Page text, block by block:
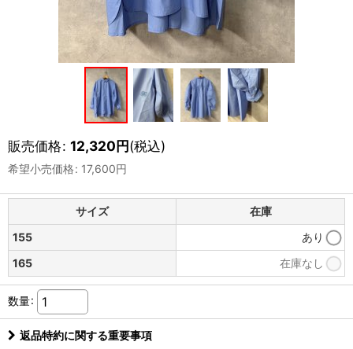
販売価格: 12,320円(税込)
希望小売価格: 17,600円
サイズ
在庫
155
あり
165
在庫なし
数量:
返品特約に関する重要事項